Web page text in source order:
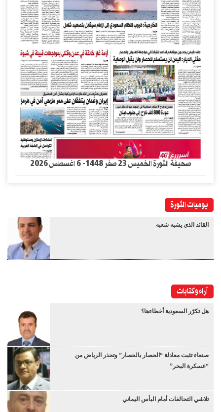
صحيفة الثورة الخميس 23 صفر 1448- 6 اغسطس 2026
يوميات الثورة
القائد الذي يشبه شعبه
آراء وكتابات
هل تكرّر السعودية أخطاءها؟
صنعاء تثبت معادلة “الحصار بالحصار” وتحذر الرياض من
“عسكرة البحر”
تلاشي التحالفات أمام البأس اليماني